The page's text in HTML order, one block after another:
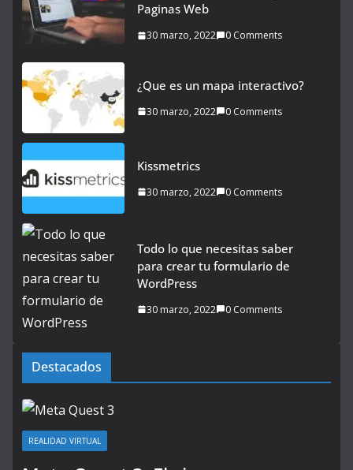
Paginas Web
30 marzo, 2022 0 Comments
¿Que es un mapa interactivo?
30 marzo, 2022 0 Comments
Kissmetrics
30 marzo, 2022 0 Comments
Todo lo que necesitas saber
para crear tu formulario de
WordPress
30 marzo, 2022 0 Comments
Destacados
REALIDAD VIRTUAL